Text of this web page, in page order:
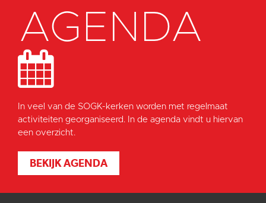
AGENDA
In veel van de SOGK-kerken worden met regelmaat
activiteiten georganiseerd. In de agenda vindt u hiervan
een overzicht.
BEKIJK AGENDA